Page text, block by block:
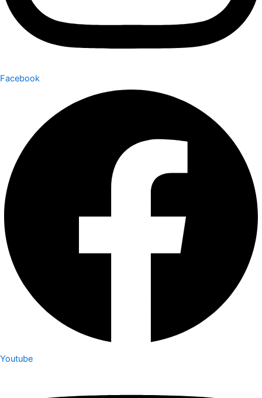
Facebook
Youtube